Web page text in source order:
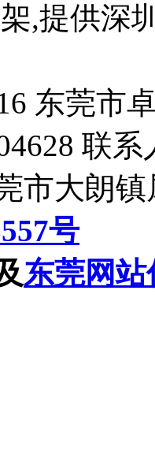
,提供深
东莞市
联
市大朗
号
东莞网站